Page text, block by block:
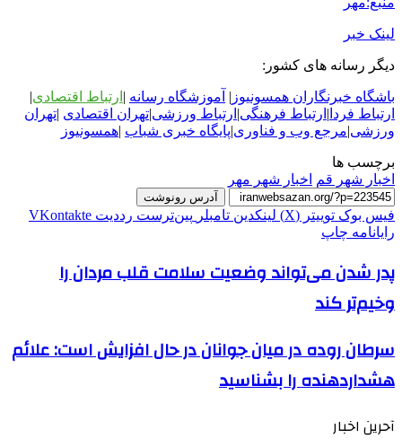
لینک خبر
دیگر رسانه های کشور:
باشگاه خبرنگاران همسونیوز | آموزشگاه رسانه | ارتباط اقتصادی|
ارتباط فردا | ارتباط فرهنگی| ارتباط ورزشی|تهران اقتصادی |تهران
ورزشی|مرجع وب و فناوری|پایگاه خبری شباب |همسونیوز
برچسب ها
اخبار شهر قم
اخبار شهر مهر
آدرس رونوشت
فیس بوک توییتر (X) لینکدین ‫تامبلر ‫پین‌ترست ‫رددیت ‫VKontakte
رایانامه چاپ
پدر‌ شدن می‌تواند وضعیت سلامت قلب مردان را
وخیم‌تر کند
سرطان روده در میان جوانان در حال افزایش است: علائم
هشداردهنده را بشناسید
آحرین اخبار